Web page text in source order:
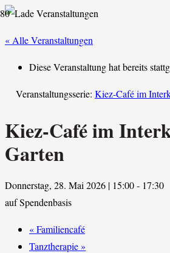
« Alle Veranstaltungen
Diese Veranstaltung hat bereits
Veranstaltungsserie: Kiez-Café im
Kiez-Café im
Garten
Donnerstag, 28. Mai 2026 | 15:00- 17:30
auf Spendenbasis
«Familiencafé
Tanztherapie»